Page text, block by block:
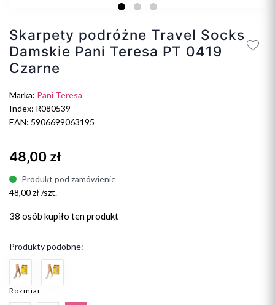
Skarpety podróżne Travel Socks
Damskie Pani Teresa PT 0419
Czarne
Marka: Pani Teresa
Index: R080539
EAN: 5906699063195
48,00 zł
Produkt pod zamówienie
48,00 zł /szt.
38 osób kupiło ten produkt
Produkty podobne:
Rozmiar